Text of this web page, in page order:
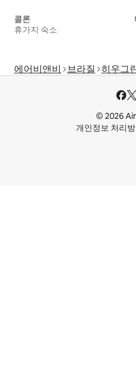
콜론
휴가지 숙소
에어비앤비 브라질 히우그
© 2026
개인정보 처리